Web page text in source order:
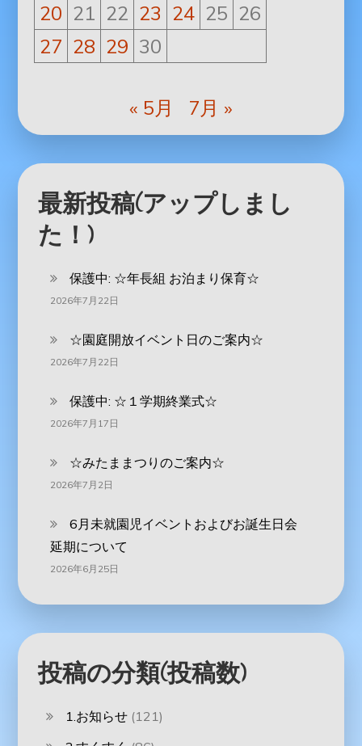
20 21 22 23 24 25 26
27 28 29 30
« 5月 7月 »
最新投稿(アップしまし
た！)
保護中: ‪☆年長組 お泊まり保育☆
2026年7月22日
☆園庭開放イベント日のご案内☆
2026年7月22日
保護中: ☆１学期終業式☆
2026年7月17日
☆みたままつりのご案内☆
2026年7月2日
6月未就園児イベントおよびお誕生日会
延期について
2026年6月25日
投稿の分類(投稿数)
1.お知らせ (121)